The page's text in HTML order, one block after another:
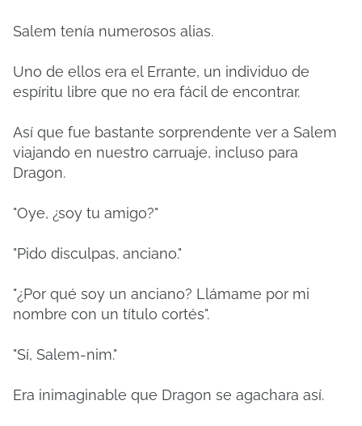
Salem tenía numerosos alias.
Uno de ellos era el Errante, un individuo de
espíritu libre que no era fácil de encontrar.
Así que fue bastante sorprendente ver a Salem
viajando en nuestro carruaje, incluso para
Dragon.
"Oye, ¿soy tu amigo?"
"Pido disculpas, anciano."
"¿Por qué soy un anciano? Llámame por mi
nombre con un título cortés".
"Sí, Salem-nim."
Era inimaginable que Dragon se agachara así.